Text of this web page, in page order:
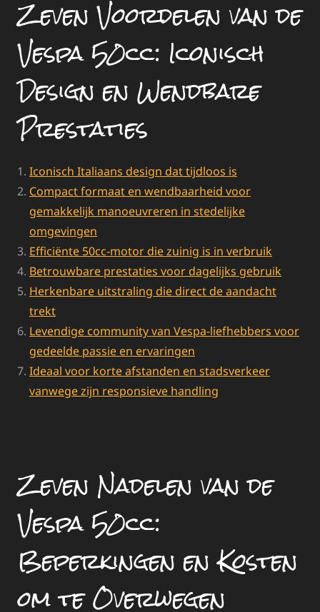
Zeven Voordelen van de
Vespa 50cc: Iconisch
Design en Wendbare
Prestaties
Iconisch Italiaans design dat tijdloos is
Compact formaat en wendbaarheid voor
gemakkelijk manoeuvreren in stedelijke
omgevingen
Efficiënte 50cc-motor die zuinig is in verbruik
Betrouwbare prestaties voor dagelijks gebruik
Herkenbare uitstraling die direct de aandacht
trekt
Levendige community van Vespa-liefhebbers voor
gedeelde passie en ervaringen
Ideaal voor korte afstanden en stadsverkeer
vanwege zijn responsieve handling
Zeven Nadelen van de
Vespa 50cc:
Beperkingen en Kosten
om te Overwegen